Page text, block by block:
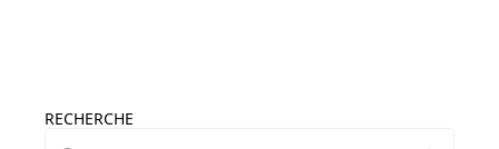
RECHERCHE